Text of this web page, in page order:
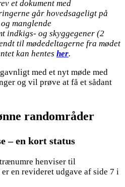
et dokument med
går hovedsageligt på
manglende
indkigs- og skyggegener (2
til mødedeltagerne fra mødet
kan hentes her.
med et nyt møde med
og vil prøve at få et sådant
randområder
– en kort status
henviser til
en revideret udgave af side 7 i